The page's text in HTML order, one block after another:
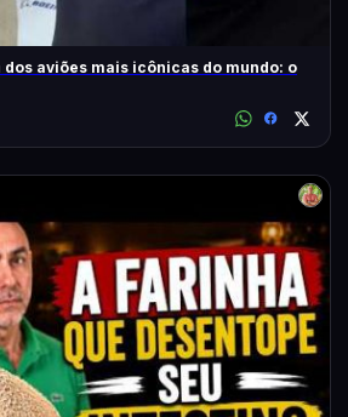
dos aviões mais icônicas do mundo: o